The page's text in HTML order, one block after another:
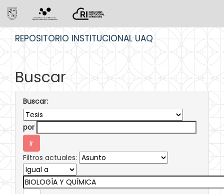
REPOSITORIO INSTITUCIONAL UAQ
Buscar
Buscar:
por
Filtros actuales: